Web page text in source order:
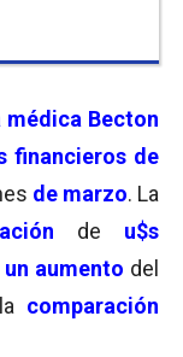
Becton
financieros de
de marzo. La
de u$s
aumento del
comparación